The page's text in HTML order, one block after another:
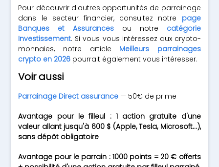
Pour découvrir d'autres opportunités de parrainage
dans le secteur financier, consultez notre page
Banques et Assurances ou notre catégorie
Investissement. Si vous vous intéressez aux crypto-
monnaies, notre article Meilleurs parrainages
crypto en 2026 pourrait également vous intéresser.
Voir aussi
Parrainage Direct assurance — 50€ de prime
Avantage pour le filleul : 1 action gratuite d'une
valeur allant jusqu'à 600 $ (Apple, Tesla, Microsoft...),
sans dépôt obligatoire
Avantage pour le parrain : 1000 points = 20 € offerts